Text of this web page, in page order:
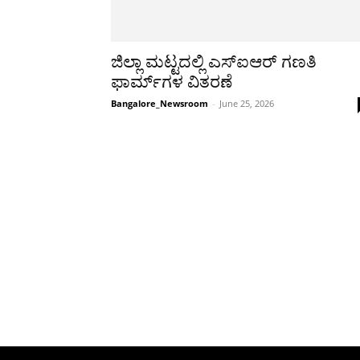
ಜಿಲ್ಲಾ ಮಟ್ಟದಲ್ಲಿ ಎಸ್‌ಐಆರ್ ಗಣತಿ
ಫಾರ್ಮ್‌ಗಳ ವಿತರಣೆ
Bangalore_Newsroom - June 25, 2026